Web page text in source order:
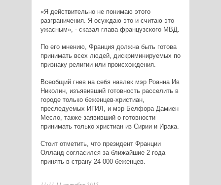
«Я действительно не понимаю этого
разграничения. Я осуждаю это и считаю это
ужасным», - сказал глава французского МВД.
По его мнению, Франция должна быть готова
принимать всех людей, дискриминируемых по
признаку религии или происхождения.
Всеобщий гнев на себя навлек мэр Роанна Ив
Николин, изъявивший готовность расселить в
городе только беженцев-христиан,
преследуемых ИГИЛ, и мэр Белфора Дамиен
Месло, также заявивший о готовности
принимать только христиан из Сирии и Ирака.
Стоит отметить, что президент Франции
Олланд согласился за ближайшие 2 года
принять в страну 24 000 беженцев.